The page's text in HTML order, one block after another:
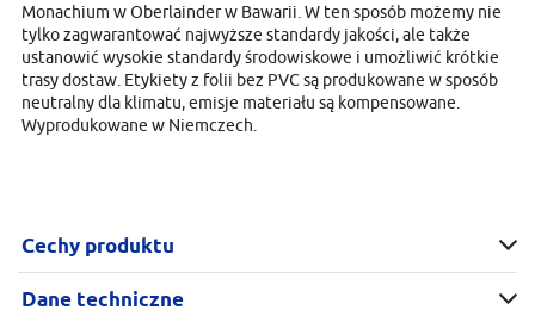
Monachium w Oberlainder w Bawarii. W ten sposób możemy nie
tylko zagwarantować najwyższe standardy jakości, ale także
ustanowić wysokie standardy środowiskowe i umożliwić krótkie
trasy dostaw. Etykiety z folii bez PVC są produkowane w sposób
neutralny dla klimatu, emisje materiału są kompensowane.
Wyprodukowane w Niemczech.
Cechy produktu
Dane techniczne